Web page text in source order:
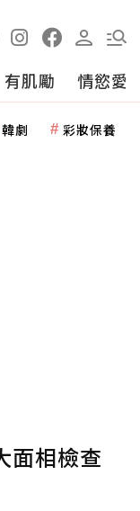
有肌勵 情慾愛
韓劇 彩妝保養
面相檢查